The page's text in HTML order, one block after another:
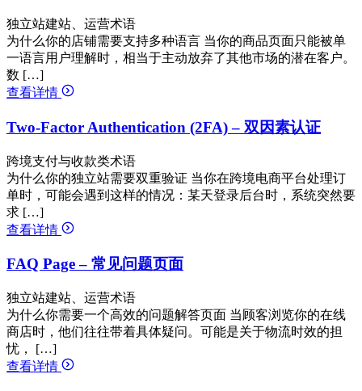
独立站建站、运营术语
为什么你的店铺需要支持多种语言 当你的商品页面只能被单
一语言用户理解时，相当于主动放弃了其他市场的潜在客户。
数 […]
查看详情
Two-Factor Authentication (2FA) – 双因素认证
跨境支付与收款类术语
为什么你的独立站需要双重验证 当你在跨境电商平台处理订
单时，可能会遇到这样的情况：某天登录后台时，系统突然要
求 […]
查看详情
FAQ Page – 常见问题页面
独立站建站、运营术语
为什么你需要一个高效的问题解答页面 当顾客浏览你的在线
商店时，他们往往带着具体疑问。可能是关于物流时效的担
忧， […]
查看详情